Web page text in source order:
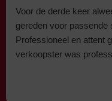
Voor de derde keer
gereden voor passende
Professioneel en attent
verkoopster was